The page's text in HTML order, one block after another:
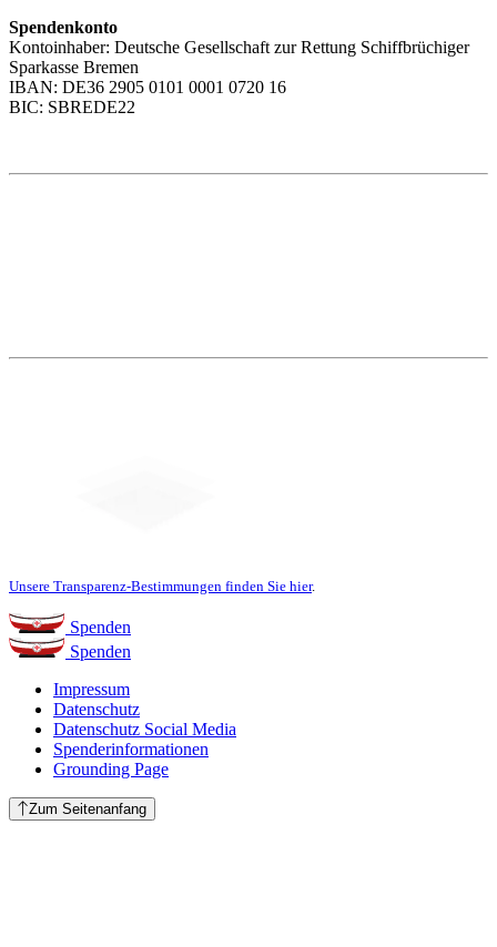
Spendenkonto
Kontoinhaber: Deutsche Gesellschaft zur Rettung Schiffbrüchiger
Sparkasse Bremen
IBAN: DE36 2905 0101 0001 0720 16
BIC: SBREDE22
Unsere Transparenz-Bestimmungen finden Sie hier.
Spenden
Spenden
Impressum
Datenschutz
Datenschutz Social Media
Spenderinformationen
Grounding Page
Zum Seitenanfang